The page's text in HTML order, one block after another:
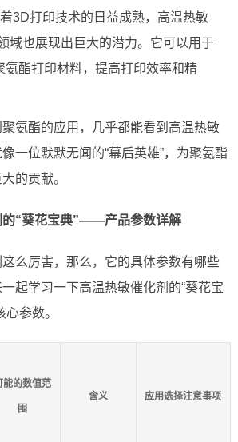
3D打印技术的日益成熟，高温热敏
域也展现出巨大的潜力。它可以用于
氨酯打印材料，提高打印效率和精
氨酯的应用，几乎都能看到高温热敏
一位默默无闻的“幕后英雄”，为聚氨酯
的贡献。
的“葵花宝典”——产品参数详解
么厉害，那么，它的具体参数有哪些
起学习一下高温热敏催化剂的“葵花宝
参数。
能的数值范
围
含义 应用选择注意事项